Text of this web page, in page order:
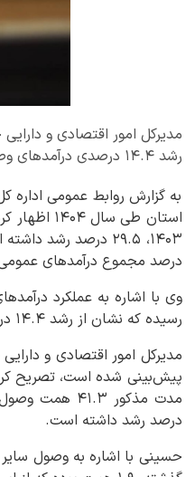
رشد ۱۴.۴ درصدی درآمدهای وصولی استان نسبت به سال ۱۴۰۳ دارد.
به گزارش روابط عمومی
درصد مجموع درآمدهای عمومی مصوب
رسیده که نشان از رشد ۱۴.۴ درصدی درآمدهای وصولی استان نسبت به سال ۱۴۰۳ قبل دارد.
درصد رشد داشته است.